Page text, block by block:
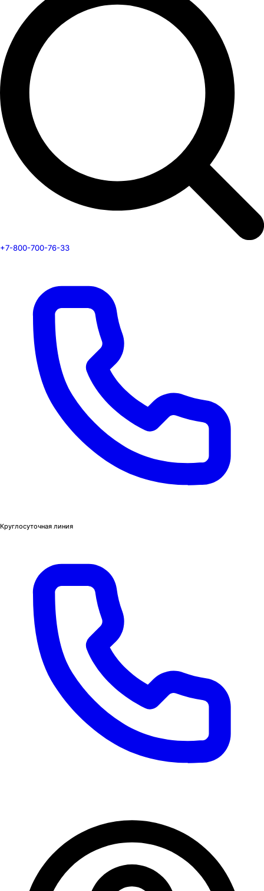
+7-800-700-76-33
Круглосуточная линия